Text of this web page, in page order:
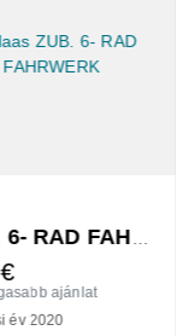
ZUB. 6- RAD FAHRWERK
€
ajánlat
év 2020